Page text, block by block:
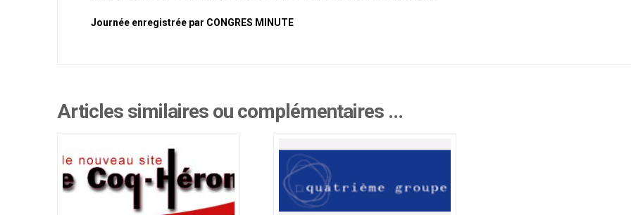
Journée enregistrée par CONGRES MINUTE
Articles similaires ou complémentaires …